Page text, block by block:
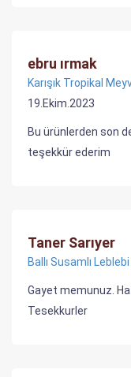
ebru ırmak
Karışık Tropikal
19.Ekim.2023
Bu ürünlerden son
teşekkür ederim
Taner Sarıyer
Ballı Susamlı Leblebi
Gayet memunuz.
Tesekkurler